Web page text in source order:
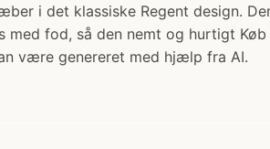
i det klassiske Regent design.
med fod, så den nemt og hurtigt Køb
være genereret med hjælp fra AI.